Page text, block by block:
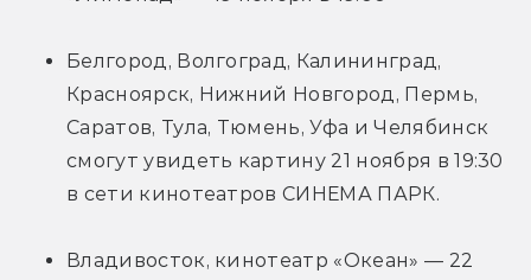
Белгород, Волгоград, Калининград,
Красноярск, Нижний Новгород, Пермь,
Саратов, Тула, Тюмень, Уфа и Челябинск
смогут увидеть картину 21 ноября в 19:30
в сети кинотеатров СИНЕМА ПАРК.
Владивосток, кинотеатр «Океан» — 22